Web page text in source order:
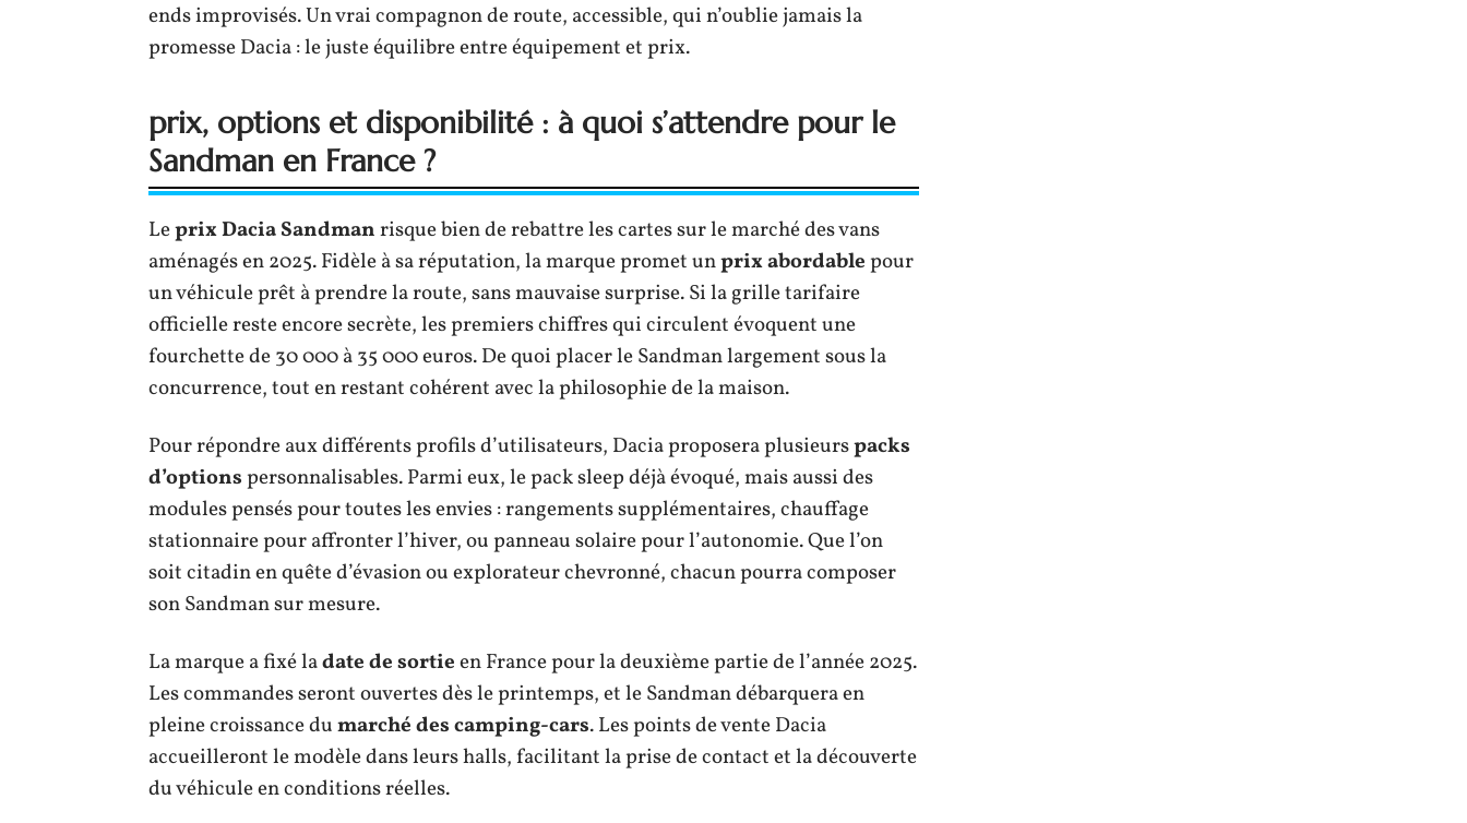
ends improvisés. Un vrai compagnon de route, accessible, qui n’oublie jamais la
promesse Dacia : le juste équilibre entre équipement et prix.
prix, options et disponibilité : à quoi s’attendre pour le
Sandman en France ?
Leprix Dacia Sandmanrisque bien de rebattre les cartes sur le marché des vans
aménagés en 2025. Fidèle à sa réputation, la marque promet unprix abordablepour
un véhicule prêt à prendre la route, sans mauvaise surprise. Si la grille tarifaire
officielle reste encore secrète, les premiers chiffres qui circulent évoquent une
fourchette de 30 000 à 35 000 euros. De quoi placer le Sandman largement sous la
concurrence, tout en restant cohérent avec la philosophie de la maison.
Pour répondre aux différents profils d’utilisateurs, Dacia proposera plusieurspacks
d’optionspersonnalisables. Parmi eux, le pack sleep déjà évoqué, mais aussi des
modules pensés pour toutes les envies : rangements supplémentaires, chauffage
stationnaire pour affronter l’hiver, ou panneau solaire pour l’autonomie. Que l’on
soit citadin en quête d’évasion ou explorateur chevronné, chacun pourra composer
son Sandman sur mesure.
La marque a fixé ladate de sortieen France pour la deuxième partie de l’année 2025.
Les commandes seront ouvertes dès le printemps, et le Sandman débarquera en
pleine croissance dumarché des camping-cars. Les points de vente Dacia
accueilleront le modèle dans leurs halls, facilitant la prise de contact et la découverte
du véhicule en conditions réelles.